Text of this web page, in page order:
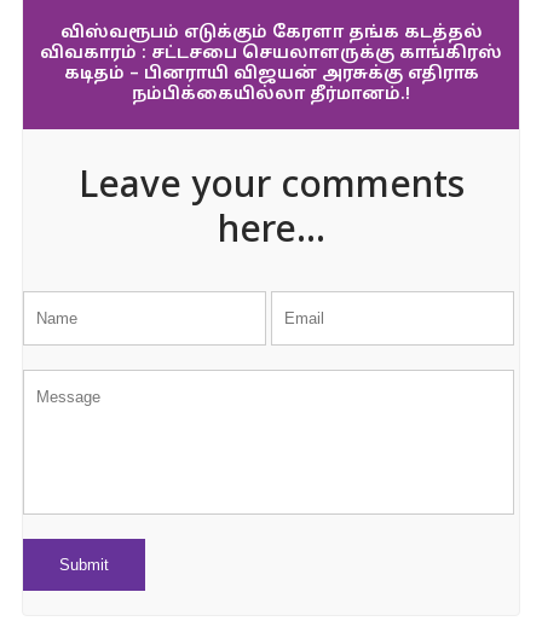
விஸ்வரூபம் எடுக்கும் கேரளா தங்க கடத்தல்
விவகாரம் : சட்டசபை செயலாளருக்கு காங்கிரஸ்
கடிதம் – பினராயி விஜயன் அரசுக்கு எதிராக
நம்பிக்கையில்லா தீர்மானம்.!
Leave your comments
here...